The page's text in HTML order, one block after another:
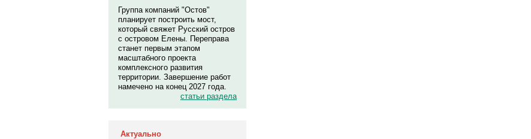
Группа компаний "Остов"
планирует построить мост,
который свяжет Русский остров
с островом Елены. Переправа
станет первым этапом
масштабного проекта
комплексного развития
территории. Завершение работ
намечено на конец 2027 года.
статьи раздела
Актуально